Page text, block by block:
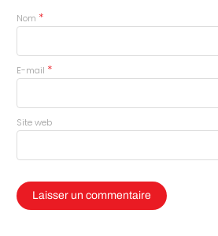
Nom *
E-mail *
Site web